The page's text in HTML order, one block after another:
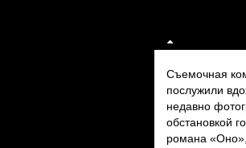
Съемочная
послужили
недавно
обстановкой
романа «Оно»,